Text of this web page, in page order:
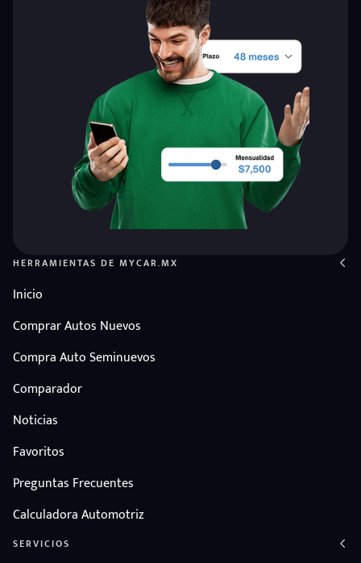
HERRAMIENTAS DE MYCAR.MX
Inicio
Comprar Autos Nuevos
Compra Auto Seminuevos
Comparador
Noticias
Favoritos
Preguntas Frecuentes
Calculadora Automotriz
SERVICIOS